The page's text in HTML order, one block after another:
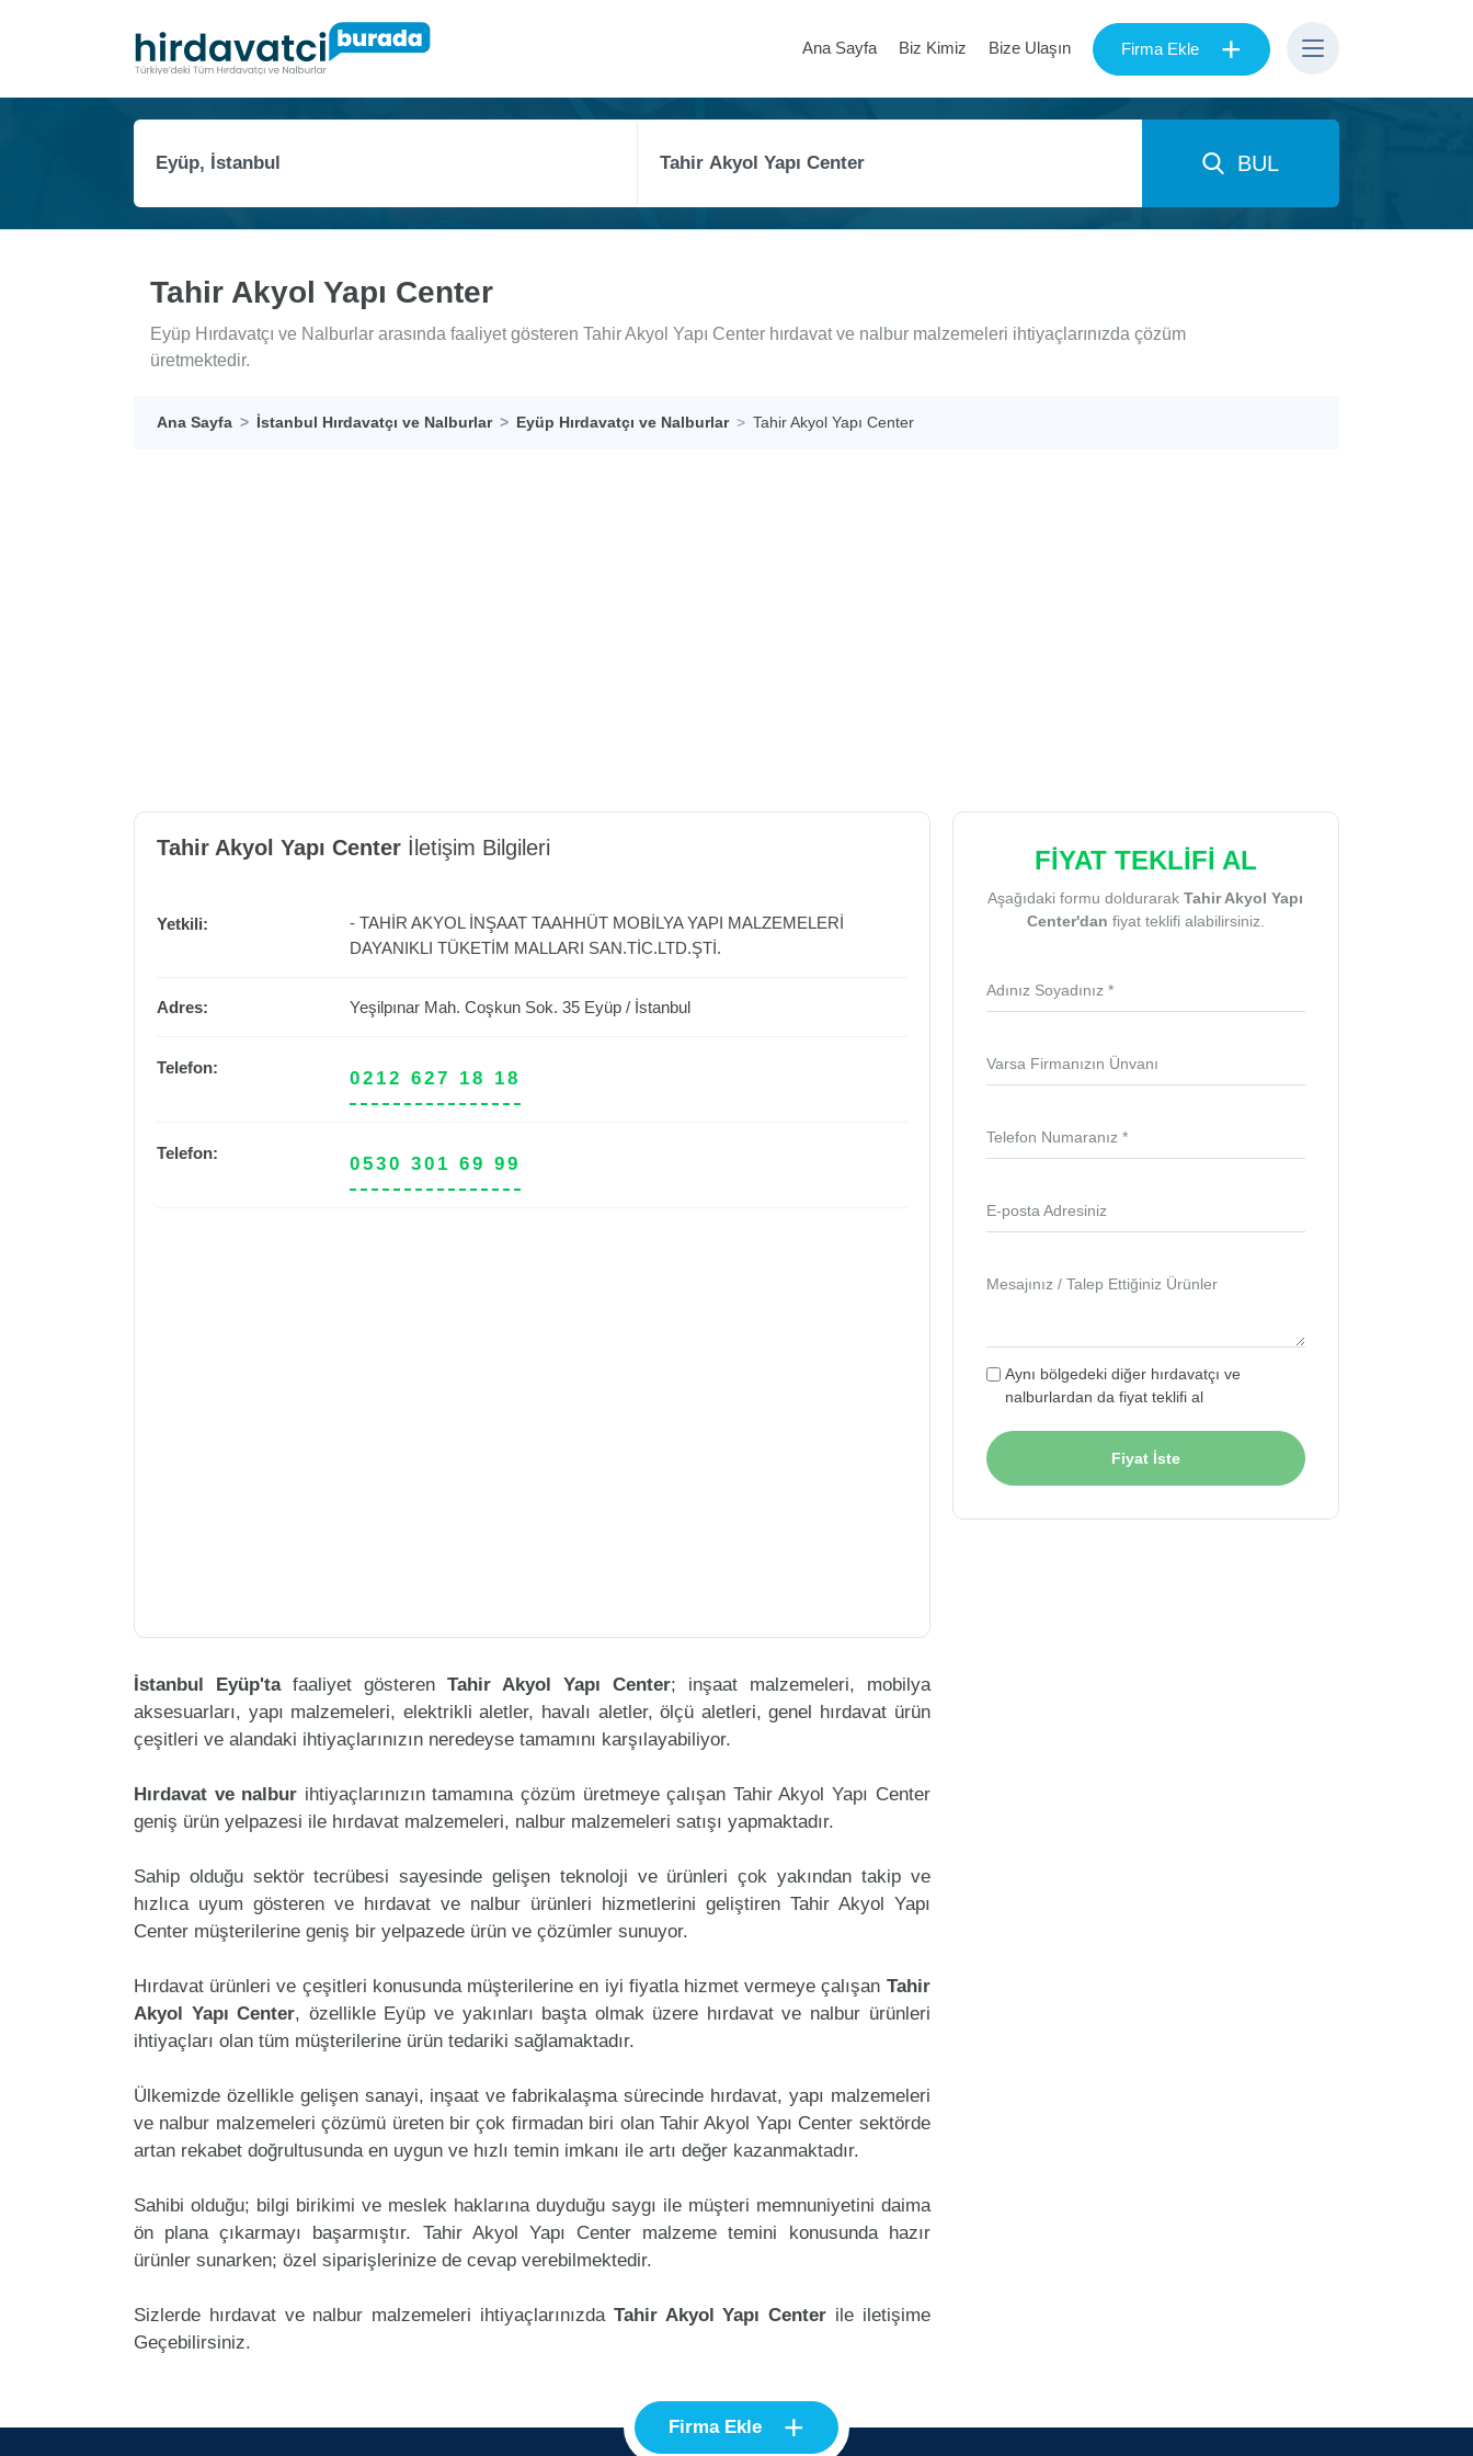
Ana Sayfa Biz Kimiz Bize Ulaşın Firma Ekle +
BUL
Tahir Akyol Yapı Center
Eyüp Hırdavatçı ve Nalburlar arasında faaliyet gösteren Tahir Akyol Yapı Center hırdavat ve nalbur malzemeleri ihtiyaçlarınızda çözüm
üretmektedir.
Ana Sayfa İstanbul Hırdavatçı ve Nalburlar Eyüp Hırdavatçı ve Nalburlar Tahir Akyol Yapı Center
Tahir Akyol Yapı Center İletişim Bilgileri
Yetkili:
- TAHİR AKYOL İNŞAAT TAAHHÜT MOBİLYA YAPI MALZEMELERİ
DAYANIKLI TÜKETİM MALLARI SAN.TİC.LTD.ŞTİ.
Adres: Yeşilpınar Mah. Coşkun Sok. 35 Eyüp / İstanbul
Telefon:
0212 627 18 18
Telefon:
0530 301 69 99
İstanbul Eyüp'tafaaliyet gösteren Tahir Akyol Yapı Center; inşaat malzemeleri, mobilya
aksesuarları, yapı malzemeleri, elektrikli aletler, havalı aletler, ölçü aletleri, genel hırdavat ürün
çeşitleri ve alandaki ihtiyaçlarınızın neredeyse tamamını karşılayabiliyor.
Hırdavat ve nalbur ihtiyaçlarınızın tamamına çözüm üretmeye çalışan Tahir Akyol Yapı Center
geniş ürün yelpazesi ile hırdavat malzemeleri, nalbur malzemeleri satışı yapmaktadır.
Sahip olduğu sektör tecrübesi sayesinde gelişen teknoloji ve ürünleri çok yakından takip ve
hızlıca uyum gösteren ve hırdavat ve nalbur ürünleri hizmetlerini geliştiren Tahir Akyol Yapı
Center müşterilerine geniş bir yelpazede ürün ve çözümler sunuyor.
Hırdavat ürünleri ve çeşitleri konusunda müşterilerine en iyi fiyatla hizmet vermeye çalışan Tahir
Akyol Yapı Center, özellikle Eyüp ve yakınları başta olmak üzere hırdavat ve nalbur ürünleri
ihtiyaçları olan tüm müşterilerine ürün tedariki sağlamaktadır.
Ülkemizde özellikle gelişen sanayi, inşaat ve fabrikalaşma sürecinde hırdavat, yapı malzemeleri
ve nalbur malzemeleri çözümü üreten bir çok firmadan biri olan Tahir Akyol Yapı Center sektörde
artan rekabet doğrultusunda en uygun ve hızlı temin imkanı ile artı değer kazanmaktadır.
Sahibi olduğu; bilgi birikimi ve meslek haklarına duyduğu saygı ile müşteri memnuniyetini daima
ön plana çıkarmayı başarmıştır. Tahir Akyol Yapı Center malzeme temini konusunda hazır
ürünler sunarken; özel siparişlerinize de cevap verebilmektedir.
Sizlerde hırdavat ve nalbur malzemeleri ihtiyaçlarınızda Tahir Akyol Yapı Center ile iletişime
Geçebilirsiniz.
FİYAT TEKLİFİ AL
Aşağıdaki formu doldurarakTahir Akyol Yapı
Center'dan fiyat teklifi alabilirsiniz.
Adınız Soyadınız *
Varsa Firmanızın Ünvanı
Telefon Numaranız *
E-posta Adresiniz
Mesajınız / Talep Ettiğiniz Ürünler
Aynı bölgedeki diğer hırdavatçı ve
nalburlardan da fiyat teklifi al
Fiyat İste
Firma Ekle +